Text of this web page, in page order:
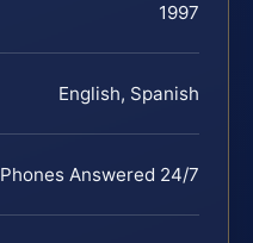
1997
English, Spanish
Phones Answered 24/7